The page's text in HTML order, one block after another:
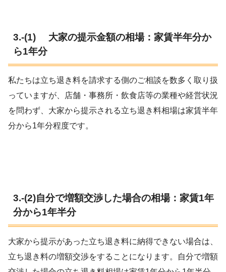
3.-(1) 大家の提示金額の相場：家賃半年分か
ら1年分
私たちは立ち退き料を請求する側のご相談を数多く取り扱
っていますが、店舗・事務所・飲食店等の業種や経営状況
を問わず、大家から提示される立ち退き料相場は家賃半年
分から1年分程度です。
3.-(2)自分で増額交渉した場合の相場：家賃1年
分から1年半分
大家から提示があった立ち退き料に納得できない場合は、
立ち退き料の増額交渉をすることになります。自分で増額